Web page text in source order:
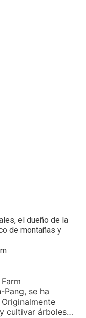
el dueño de la
de montañas y
Pang, se ha
cultivar árboles…